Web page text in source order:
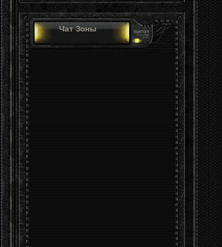
Чат Зоны